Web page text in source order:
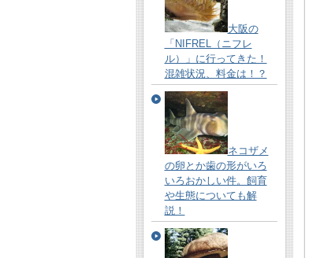
大阪の
「NIFREL（ニフレ
ル）」に行ってきた！
混雑状況、料金は！？
ネコザメ
の卵とか歯の形がいろ
いろおかしい件。飼育
や生態についても解
説！